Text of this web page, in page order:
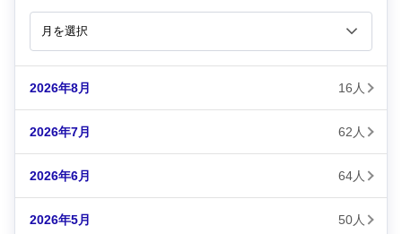
2026年8月 16人
2026年7月 62人
2026年6月 64人
2026年5月 50人